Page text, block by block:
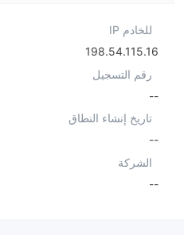
للخادم IP
198.54.115.16
رقم التسجيل
--
تاريخ إنشاء النطاق
--
الشركة
--